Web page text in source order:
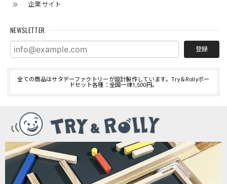
企業サイト
NEWSLETTER
登録
全ての商品はサタデーファクトリーが設計製作しています。Try＆Rollyボー
ドセット各種：全国一律1,500円。